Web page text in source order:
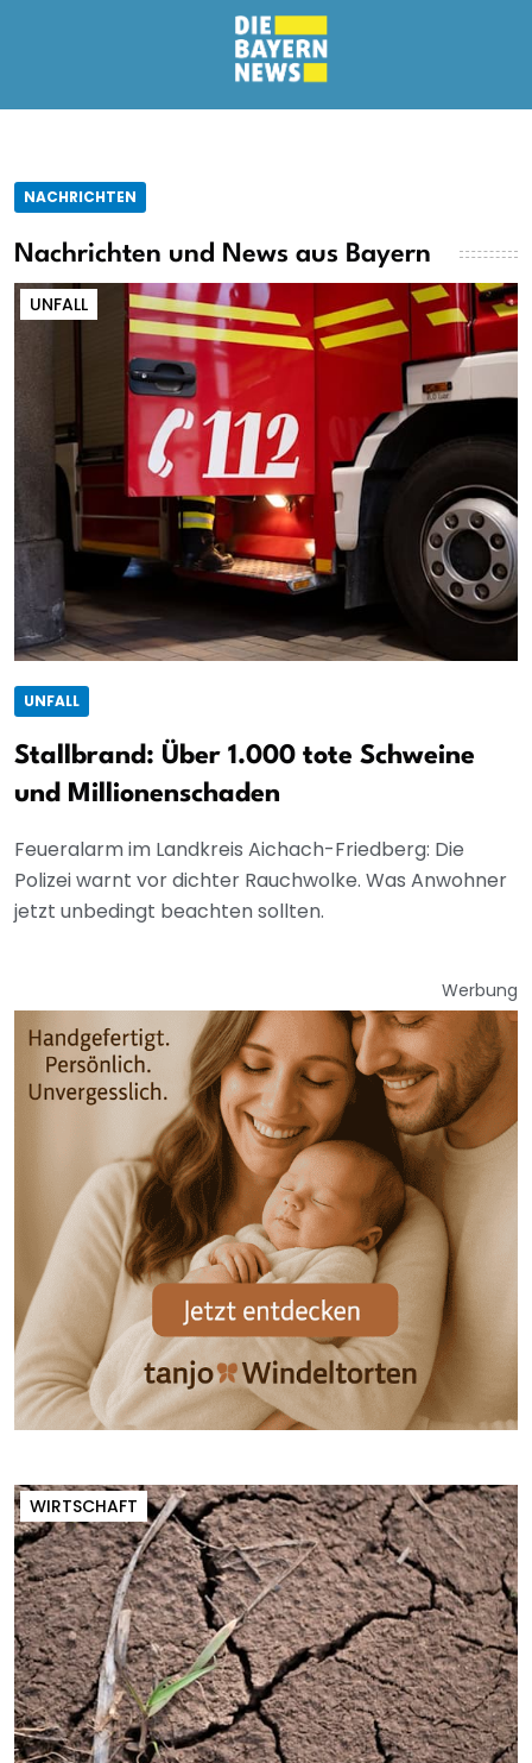
NACHRICHTEN
Nachrichten und News aus Bayern
UNFALL
UNFALL
Stallbrand: Über 1.000 tote Schweine
und Millionenschaden
Feueralarm im Landkreis Aichach-Friedberg: Die
Polizei warnt vor dichter Rauchwolke. Was Anwohner
jetzt unbedingt beachten sollten.
Werbung
WIRTSCHAFT